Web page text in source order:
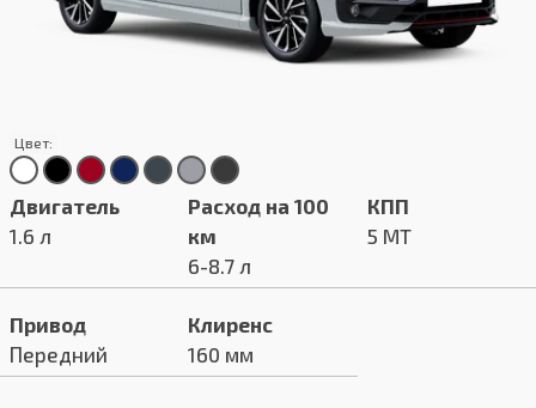
Цвет:
Двигатель
1.6 л
Расход на 100
км
6-8.7 л
КПП
5 MT
Привод
Передний
Клиренс
160 мм